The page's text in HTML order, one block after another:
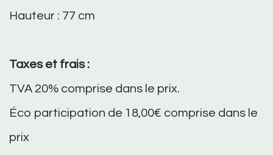
Hauteur : 77 cm
Taxes et frais :
TVA 20% comprise dans le prix.
Éco participation de 18,00€ comprise dans le
prix